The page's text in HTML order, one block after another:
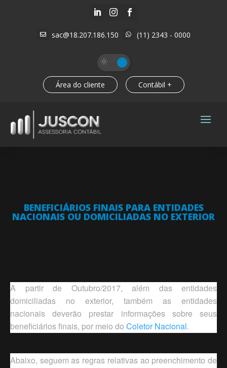
  
 sac@18.207.186.150  (11) 2343 - 0000
Área do cliente Contábil +
BENEFICIÁRIOS FINAIS PARA ENTIDADES
NACIONAIS OU DOMICILIADAS NO EXTERIOR
A partir de Outubro/2017, além das entidades
domiciliadas no exterior, também as entidades
nacionais deverão prestar informações sobre seus
beneficiários finais, por meio do Coletor Nacional.
Abaixo, seguem as regras relativas ao preenchimento de